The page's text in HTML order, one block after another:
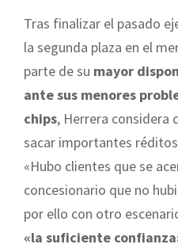
Tras finalizar el pasado
la segunda plaza en el
parte de su mayor
ante sus menores
chips, Herrera considera
sacar importantes
«Hubo clientes que se
concesionario que no
por ello con otro
«la suficiente